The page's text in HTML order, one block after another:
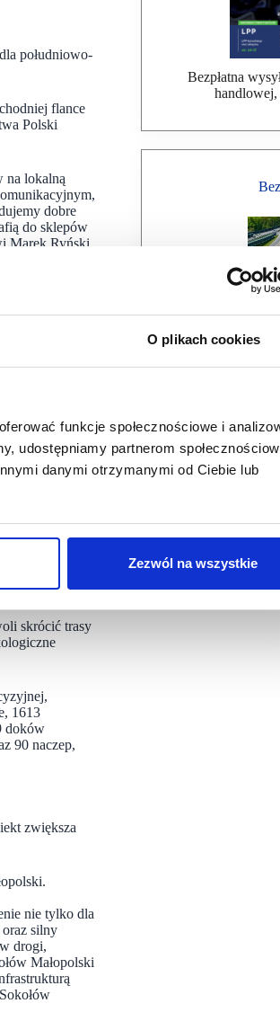
O plikach cookies
funkcje społecznościowe i
udostępniamy partnerom
danymi otrzymanymi od Ciebie lub
Zezwól na wszystkie
południowo-
flance
Polski
na lokalną
dobre
do sklepów
Marek Ryński,
poziomach
powierzchnię
20 tysiącom
lepiej
nasi
dla
skrócić trasy
1613
doków
90 naczep,
zwiększa
nie tylko dla
oraz silny
drogi,
Małopolski
Bezpłatna
Dołącz do